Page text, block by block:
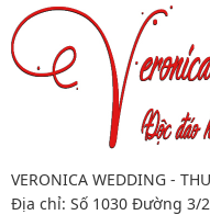
VERONICA WEDDING -
Địa chỉ: Số 1030 Đường 3/